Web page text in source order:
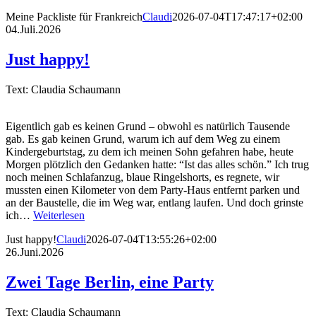
Meine Packliste für FrankreichClaudi2026-07-04T17:47:17+02:00
04.Juli.2026
Just happy!
Text: Claudia Schaumann
Eigentlich gab es keinen Grund – obwohl es natürlich Tausende
gab. Es gab keinen Grund, warum ich auf dem Weg zu einem
Kindergeburtstag, zu dem ich meinen Sohn gefahren habe, heute
Morgen plötzlich den Gedanken hatte: “Ist das alles schön.” Ich trug
noch meinen Schlafanzug, blaue Ringelshorts, es regnete, wir
mussten einen Kilometer von dem Party-Haus entfernt parken und
an der Baustelle, die im Weg war, entlang laufen. Und doch grinste
ich… Weiterlesen
Just happy!Claudi2026-07-04T13:55:26+02:00
26.Juni.2026
Zwei Tage Berlin, eine Party
Text: Claudia Schaumann